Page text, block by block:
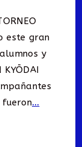
este gran
y
fueron…